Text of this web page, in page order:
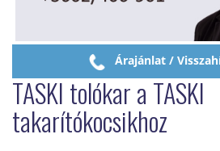
Árajánlat /
TASKI tolókar a TASKI
takarítókocsikhoz